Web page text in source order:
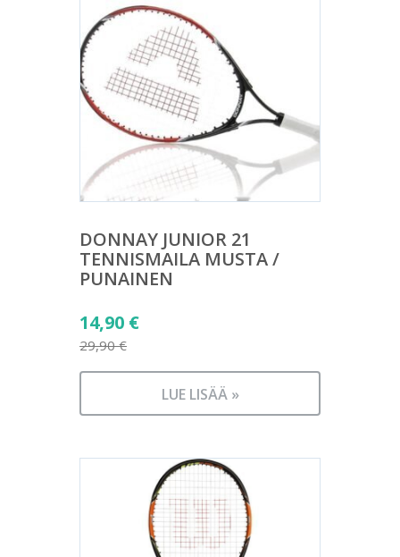
DONNAY JUNIOR 21
TENNISMAILA MUSTA /
PUNAINEN
29,90€
Alkuperäinen
hinta
oli:
14,90 €
Nykyinen
on:
LUE LISÄÄ »